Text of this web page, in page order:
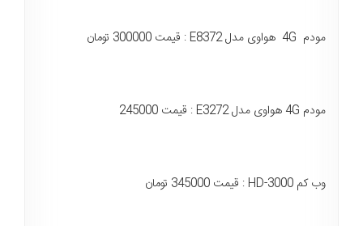
مودم 4G هواوی مدل E8372 : قیمت 300000 تومان
مودم 4G هواوی مدل E3272 : قیمت 245000
وب کم HD-3000 : قیمت 345000 تومان